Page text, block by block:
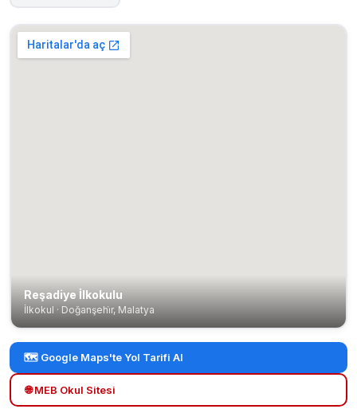
Reşadiye İlkokulu
İlkokul · Doğanşehi̇r, Malatya
🗺️ Google Maps'te Yol Tarifi Al
🌐 MEB Okul Sitesi